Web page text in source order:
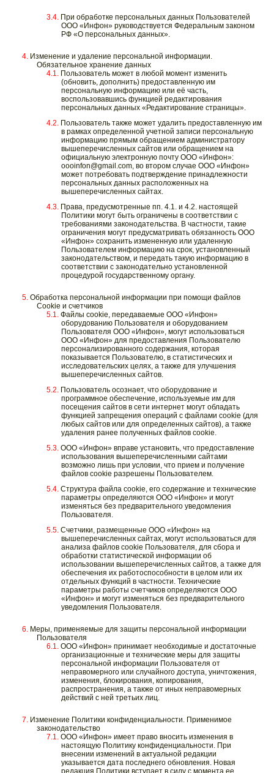
При обработке персональных данных Пользователей
ООО «Инфон» руководствуется Федеральным законом
РФ «О персональных данных».
Изменение и удаление персональной информации.
Обязательное хранение данных
Пользователь может в любой момент изменить
(обновить, дополнить) предоставленную им
персональную информацию или её часть,
воспользовавшись функцией редактирования
персональных данных «Редактирование страницы».
Пользователь также может удалить предоставленную им
в рамках определенной учетной записи персональную
информацию прямым обращением администратору
вышеперечисленных сайтов или обращением на
официальную электронную почту ООО «Инфон»:
oooinfon@gmail.com, во втором случае ООО «Инфон»
может потребовать подтверждение принадлежности
персональных данных расположенных на
вышеперечисленных сайтах.
Права, предусмотренные пп. 4.1. и 4.2. настоящей
Политики могут быть ограничены в соответствии с
требованиями законодательства. В частности, такие
ограничения могут предусматривать обязанность ООО
«Инфон» сохранить измененную или удаленную
Пользователем информацию на срок, установленный
законодательством, и передать такую информацию в
соответствии с законодательно установленной
процедурой государственному органу.
Обработка персональной информации при помощи файлов
Cookie и счетчиков
Файлы cookie, передаваемые ООО «Инфон»
оборудованию Пользователя и оборудованием
Пользователя ООО «Инфон», могут использоваться
ООО «Инфон» для предоставления Пользователю
персонализированного содержания, которая
показывается Пользователю, в статистических и
исследовательских целях, а также для улучшения
вышеперечисленных сайтов.
Пользователь осознает, что оборудование и
программное обеспечение, используемые им для
посещения сайтов в сети интернет могут обладать
функцией запрещения операций с файлами cookie (для
любых сайтов или для определенных сайтов), а также
удаления ранее полученных файлов cookie.
ООО «Инфон» вправе установить, что предоставление
использования вышеперечисленными сайтами
возможно лишь при условии, что прием и получение
файлов cookie разрешены Пользователем.
Структура файла cookie, его содержание и технические
параметры определяются ООО «Инфон» и могут
изменяться без предварительного уведомления
Пользователя.
Счетчики, размещенные ООО «Инфон» на
вышеперечисленных сайтах, могут использоваться для
анализа файлов cookie Пользователя, для сбора и
обработки статистической информации об
использовании вышеперечисленных сайтов, а также для
обеспечения их работоспособности в целом или их
отдельных функций в частности. Технические
параметры работы счетчиков определяются ООО
«Инфон» и могут изменяться без предварительного
уведомления Пользователя.
Меры, применяемые для защиты персональной информации
Пользователя
ООО «Инфон» принимает необходимые и достаточные
организационные и технические меры для защиты
персональной информации Пользователя от
неправомерного или случайного доступа, уничтожения,
изменения, блокирования, копирования,
распространения, а также от иных неправомерных
действий с ней третьих лиц.
Изменение Политики конфиденциальности. Применимое
законодательство
ООО «Инфон» имеет право вносить изменения в
настоящую Политику конфиденциальности. При
внесении изменений в актуальной редакции
указывается дата последнего обновления. Новая
редакция Политики вступает в силу с момента ее